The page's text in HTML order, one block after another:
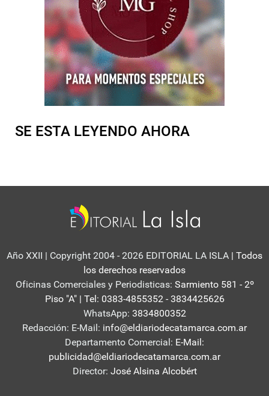
SE ESTA LEYENDO AHORA
Año XXII | Copyright 2004 - 2026 EDITORIAL LA ISLA | Todos
los derechos reservados
Oficinas Comerciales y Periodisticas: Sarmiento 581 - 2º
Piso "A" | Tel: 0383-4855352 - 3834425626
WhatsApp: 3834800352
Redacción: E-Mail: info@eldiariodecatamarca.com.ar
Departamento Comercial: E-Mail:
publicidad@eldiariodecatamarca.com.ar
Director: José Alsina Alcobért